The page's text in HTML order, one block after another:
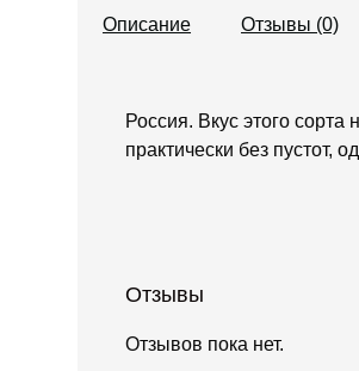
Описание Отзывы (0)
Россия. Вкус этого
практически без пустот,
Отзывы
Отзывов пока нет.